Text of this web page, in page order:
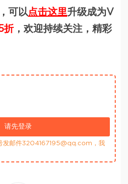
可以点击这里升级成为V
折，欢迎持续关注，精彩
请先登录
发邮件3204167195@qq.com，我